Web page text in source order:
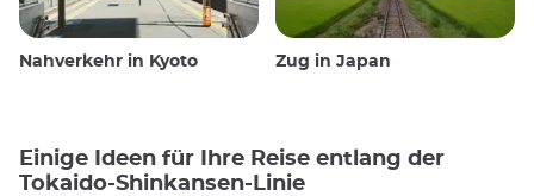
Nahverkehr in Kyoto Zug in Japan
Einige Ideen für Ihre Reise entlang der
Tokaido-Shinkansen-Linie